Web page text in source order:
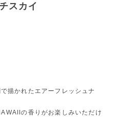
スカイ
描かれたエアーフレッシュナ
の香りがお楽しみいただけ